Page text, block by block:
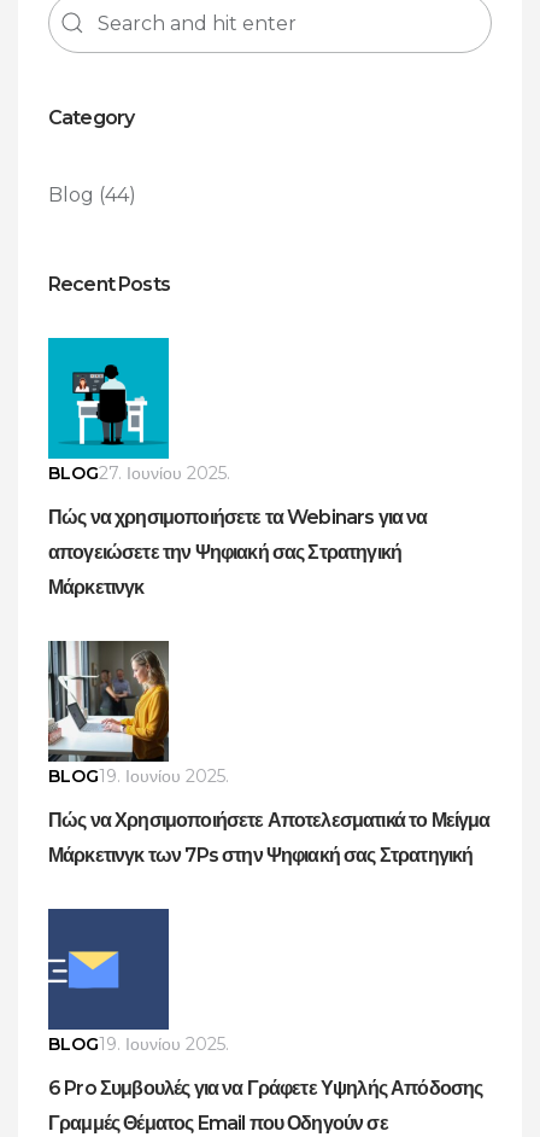
Category
Blog (44)
Recent Posts
BLOG27. Ιουνίου 2025.
Πώς να χρησιμοποιήσετε τα Webinars για να
απογειώσετε την Ψηφιακή σας Στρατηγική
Μάρκετινγκ
BLOG19. Ιουνίου 2025.
Πώς να Χρησιμοποιήσετε Αποτελεσματικά το Μείγμα
Μάρκετινγκ των 7Ps στην Ψηφιακή σας Στρατηγική
BLOG19. Ιουνίου 2025.
6 Pro Συμβουλές για να Γράφετε Υψηλής Απόδοσης
Γραμμές Θέματος Email που Οδηγούν σε